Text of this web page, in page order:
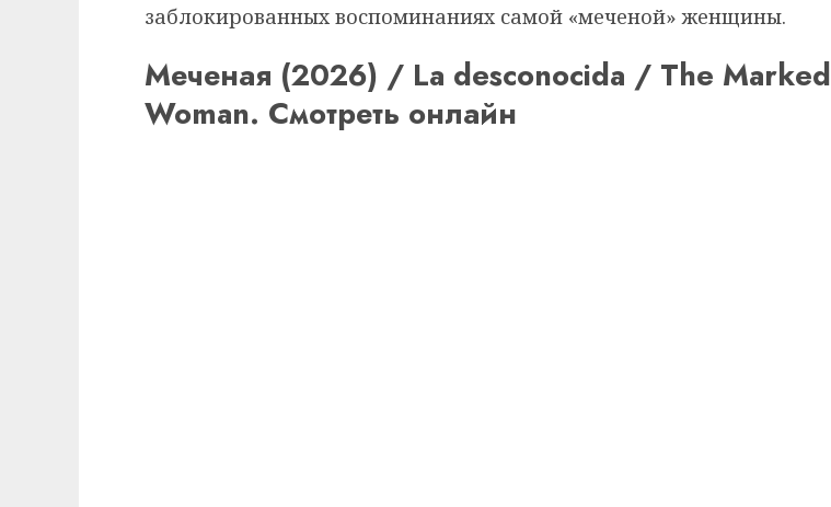
заблокированных воспоминаниях самой «меченой» женщины.
Меченая (2026) / La desconocida / The Marked
Woman. Смотреть онлайн